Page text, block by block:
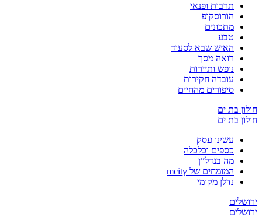
תרבות ופנאי
הורוסקופ
מתכונים
טבע
האיש שבא לסעוד
רואה מסך
נופש ותיירות
עובדה חקירות
סיפורים מהחיים
בת ים
בת ים
עשינו עסק
כספים וכלכלה
מה בנדל”ן
המומחים של mcity
נדלן מקומי